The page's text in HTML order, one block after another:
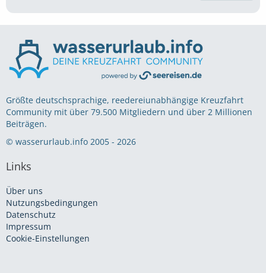
Größte deutschsprachige, reedereiunabhängige Kreuzfahrt
Community mit über 79.500 Mitgliedern und über 2 Millionen
Beiträgen.
© wasserurlaub.info 2005 - 2026
Links
Über uns
Nutzungsbedingungen
Datenschutz
Impressum
Cookie-Einstellungen